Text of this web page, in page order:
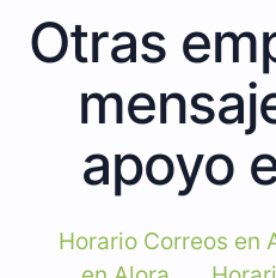
Otras
apoyo
Horario Correos en